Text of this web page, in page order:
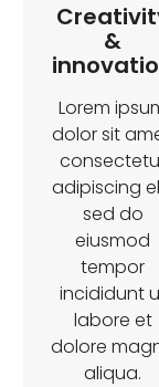
&
Lorem
dolor sit
adipiscing
sed do
eiusmod
tempor
incididunt
labore et
dolore
aliqua.